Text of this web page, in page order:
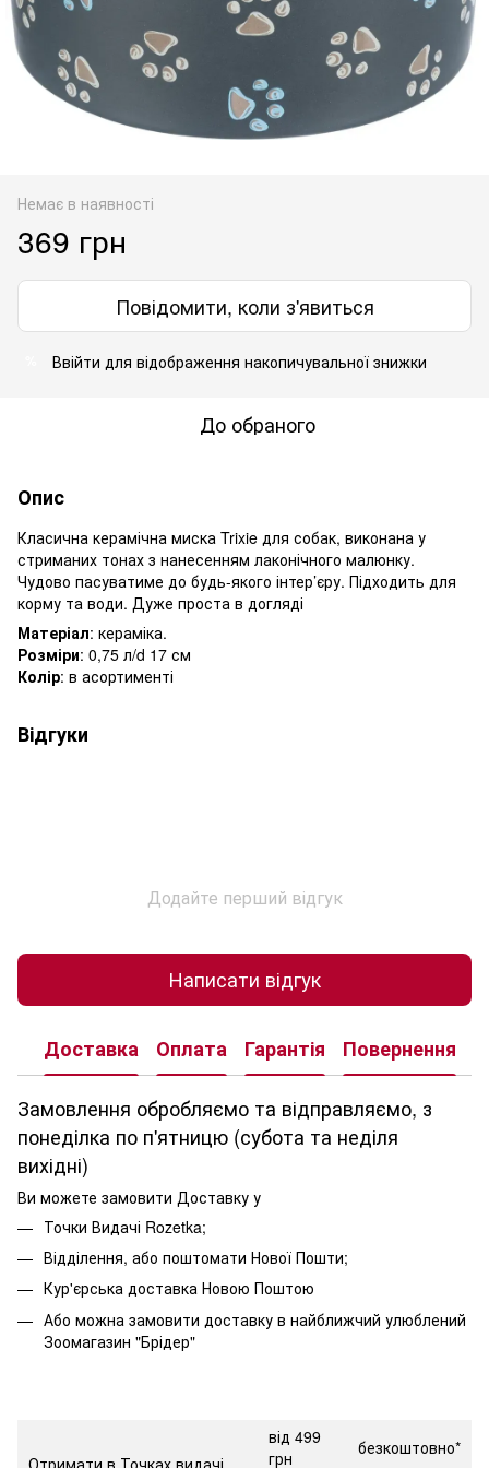
Немає в наявності
369 грн
Повідомити, коли з'явиться
Ввійти для відображення накопичувальної знижки
До обраного
Опис
Класична керамічна миска Trixie для собак, виконана у
стриманих тонах з нанесенням лаконічного малюнку.
Чудово пасуватиме до будь-якого інтер’єру. Підходить для
корму та води. Дуже проста в догляді
Матеріал: кераміка.
Розміри: 0,75 л/d 17 см
Колір: в асортименті
Відгуки
Додайте перший відгук
Написати відгук
Доставка Оплата Гарантія Повернення
Замовлення обробляємо та відправляємо, з
понеділка по п'ятницю (субота та неділя
вихідні)
Ви можете замовити Доставку у
Точки Видачі Rozetka;
Відділення, або поштомати Нової Пошти;
Кур'єрська доставка Новою Поштою
Або можна замовити доставку в найближчий улюблений
Зоомагазин "Брідер"
від 499
грн
безкоштовно*